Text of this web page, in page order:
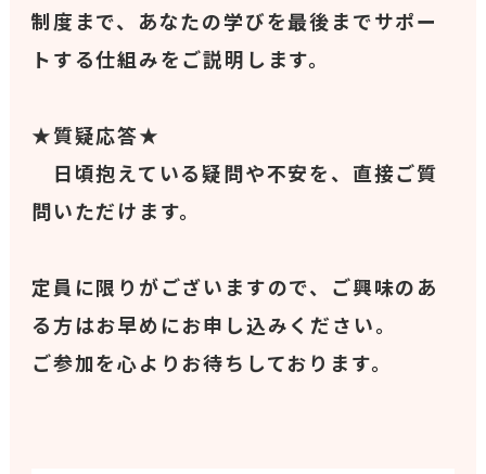
制度まで、あなたの学びを最後までサポー
トする仕組みをご説明します。
★質疑応答★
日頃抱えている疑問や不安を、直接ご質
問いただけます。
定員に限りがございますので、ご興味のあ
る方はお早めにお申し込みください。
ご参加を心よりお待ちしております。